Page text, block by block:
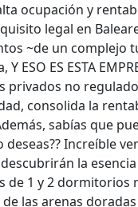
ocupación y
legal en
~de un complejo
ES ESTA
privados no
consolida la
sabías que
Increíble
descubrirán la
de 1 y 2 dormitorios
las arenas